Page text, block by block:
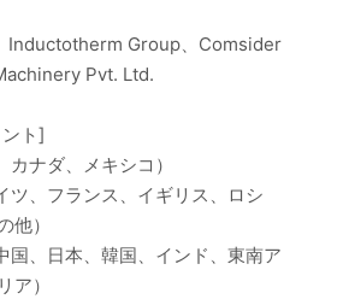
Inductotherm Group、Comsider
Pvt. Ltd.
ト]
ナダ、メキシコ）
ツ、フランス、イギリス、ロシ
他）
国、日本、韓国、インド、東南ア
ア）